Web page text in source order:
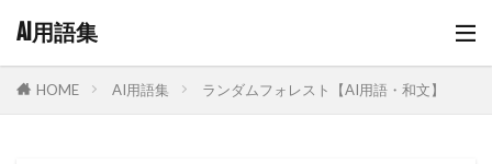
AI用語集
HOME AI用語集 ランダムフォレスト【AI用語・和文】